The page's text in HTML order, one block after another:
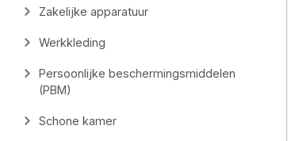
Zakelijke apparatuur
Werkkleding
Persoonlijke beschermingsmiddelen
(PBM)
Schone kamer